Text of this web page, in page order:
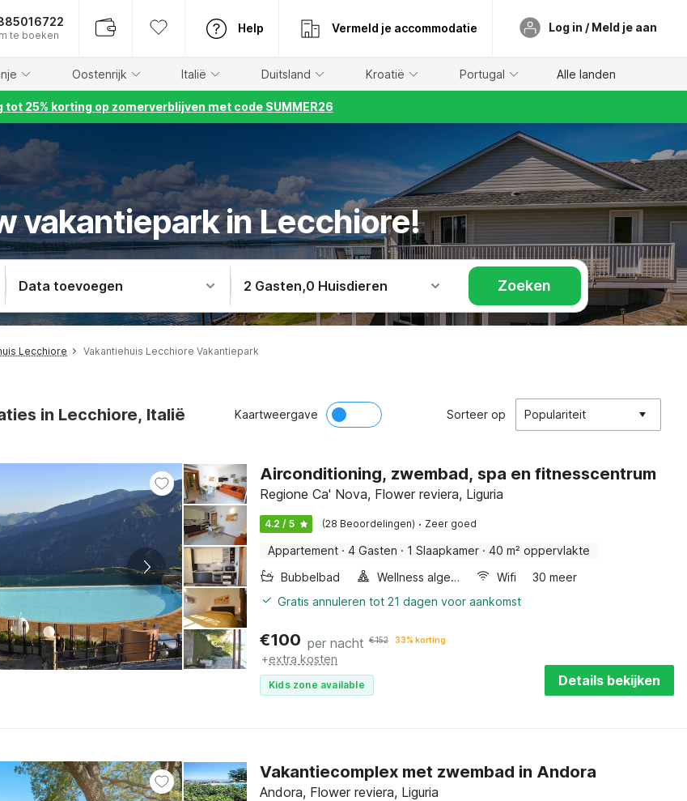
te boeken
Help Vermeld je accommodatie Log in / Meld je aan
Oostenrijk Italië Duitsland Kroatië Portugal Alle landen
tot 25% korting op zomerverblijven met code SUMMER26
vakantiepark in Lecchiore!
Data toevoegen 2 Gasten,0 Huisdieren Zoeken
Lecchiore Vakantiehuis Lecchiore Vakantiepark
in Lecchiore, Italië Kaartweergave Sorteer op Populariteit
Airconditioning, zwembad, spa en fitnesscentrum
Regione Ca' Nova, Flower reviera, Liguria
4.2 / 5 (28 Beoordelingen) · Zeer goed
Appartement · 4 Gasten · 1 Slaapkamer · 40 m² oppervlakte
Bubbelbad
Wellness algemeen Wifi
30 meer
Gratis annuleren tot 21 dagen voor aankomst
€100 per nacht €152 33% korting
+extra kosten
Kids zone available Details bekijken
Vakantiecomplex met zwembad in Andora
Andora, Flower reviera, Liguria